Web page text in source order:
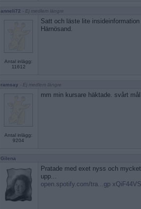
anneli72 - Ej medlem längre
Antal inlägg:
11612
Satt och läste lite
Härnösand.
ramsay - Ej medlem längre
Antal inlägg:
9204
mm min kursare häktade. svårt
Gilena
Pratade med exet nyss och
upp...
open.spotify.com/tra...gp xQiF44VS